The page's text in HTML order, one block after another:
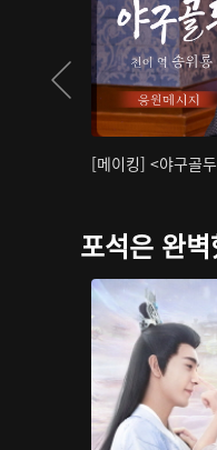
[메이킹] <야구골
포석은 완